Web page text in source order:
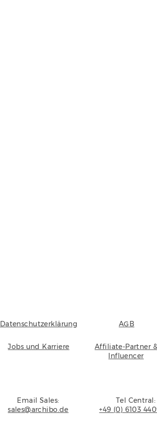
Datenschutzerklärung AGB
Jobs und Karriere
Affiliate-Partner &
Influencer
Email Sales:
sales@archibo.de
Tel Central:
+49 (0) 6103